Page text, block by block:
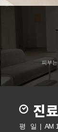
피부
진
평 일 | AM